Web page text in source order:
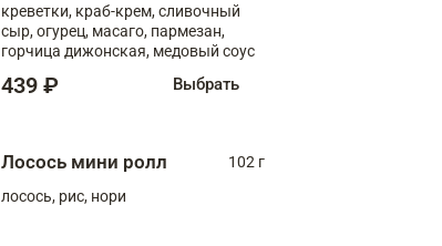
креветки, краб-крем, сливочный
сыр, огурец, масаго, пармезан,
горчица дижонская, медовый соус
439 ₽ Выбрать
Лосось мини ролл
102 г
лосось, рис, нори